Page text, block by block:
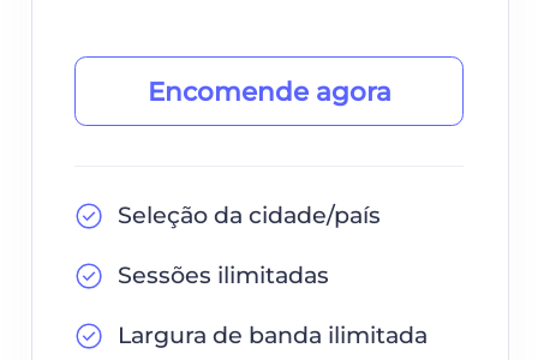
Encomende agora
Seleção da cidade/país
Sessões ilimitadas
Largura de banda ilimitada